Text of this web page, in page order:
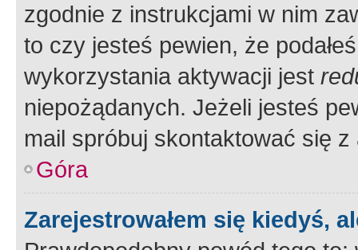
zgodnie z instrukcjami w nim
to czy jesteś pewien, że
wykorzystania aktywacji jest
niepożądanych. Jeżeli jesteś
mail spróbuj skontaktować się
Góra
Zarejestrowałem się kiedyś,